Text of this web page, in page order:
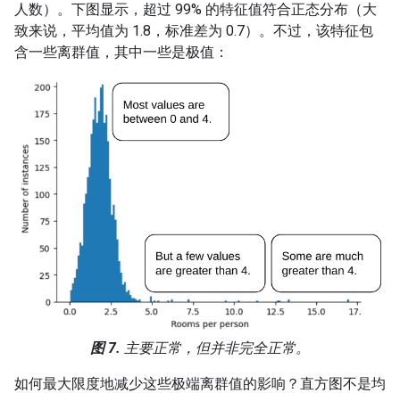
人数）。下图显示，超过 99% 的特征值符合正态分布（大
致来说，平均值为 1.8，标准差为 0.7）。不过，该特征包
含一些离群值，其中一些是极值：
图 7. 主要正常，但并非完全正常。
如何最大限度地减少这些极端离群值的影响？直方图不是均